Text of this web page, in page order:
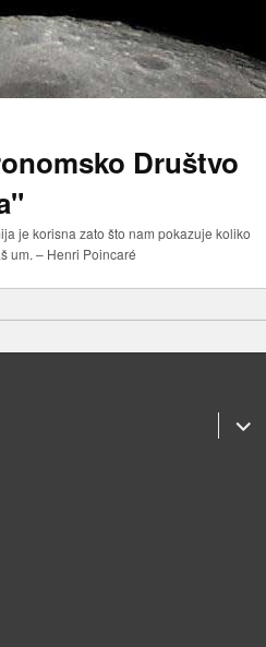
Društvo
je korisna zato što nam pokazuje koliko
um. – Henri Poincaré